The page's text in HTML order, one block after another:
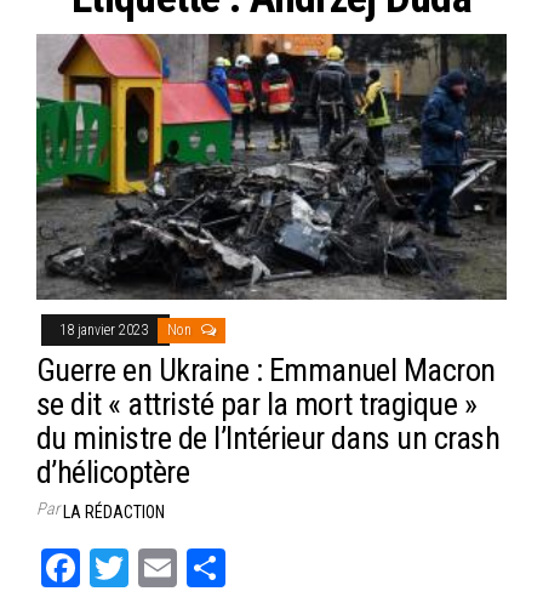
18 janvier 2023 Non
Guerre en Ukraine : Emmanuel Macron
se dit « attristé par la mort tragique »
du ministre de l’Intérieur dans un crash
d’hélicoptère
ParLA RÉDACTION
Fa T
E